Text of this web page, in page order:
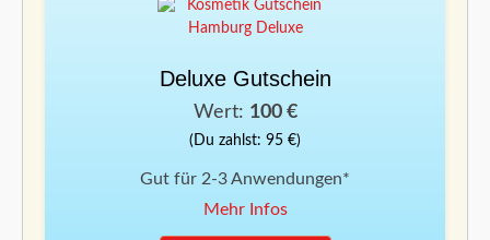
Deluxe Gutschein
Wert: 100 €
(Du zahlst: 95 €)
Gut für 2-3 Anwendungen*
Mehr Infos